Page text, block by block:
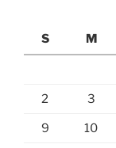
S
M
2 3
9 10